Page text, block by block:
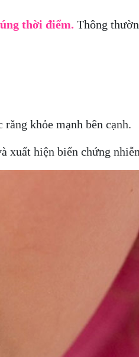
thời điểm. Thông
khỏe mạnh bên cạnh.
hiện biến chứng